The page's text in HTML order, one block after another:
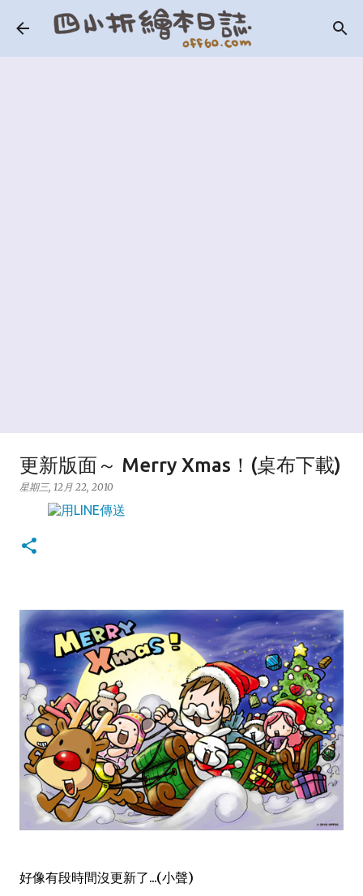
跳到主要內容
更新版面～ Merry Xmas！(桌布下載)
星期三, 12月 22, 2010
好像有段時間沒更新了...(小聲)